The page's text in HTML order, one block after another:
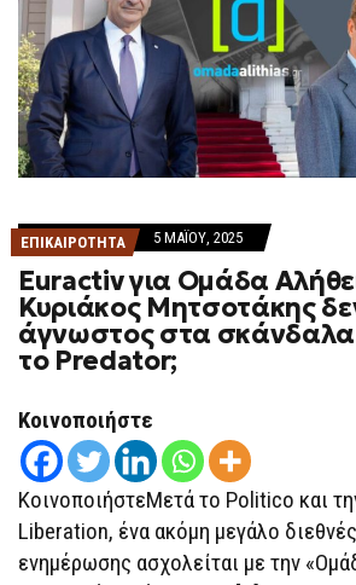
ΕΠΙΚΑΙΡΟΤΗΤΑ 5 ΜΑΪ́ΟΥ, 2025
Euractiv για Ομάδα
Κυριάκος Μητσοτάκης
άγνωστος στα
το Predator;
Κοινοποιήστε
ΚοινοποιήστεΜετά το Politico και
Liberation, ένα ακόμη μεγάλο
ενημέρωσης ασχολείται με την